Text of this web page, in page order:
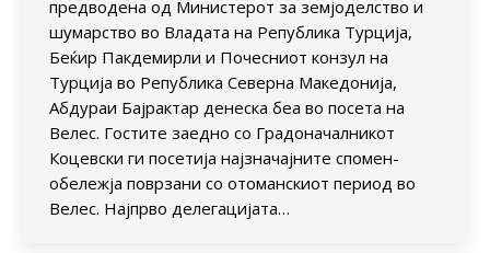
предводена од Министерот за земјоделство и
шумарство во Владата на Република Турција,
Беќир Пакдемирли и Почесниот конзул на
Турција во Република Северна Македонија,
Абдураи Бајрактар денеска беа во посета на
Велес. Гостите заедно со Градоначалникот
Коцевски ги посетија најзначајните спомен-
обележја поврзани со отоманскиот период во
Велес. Најпрво делегацијата…